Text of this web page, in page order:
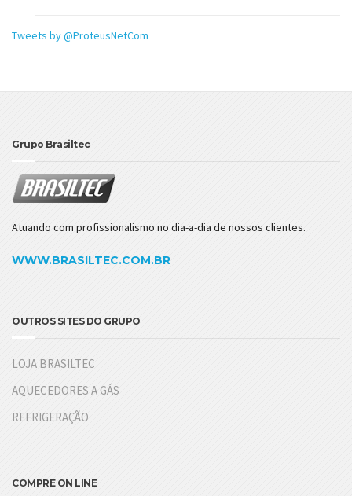
Tweets by @ProteusNetCom
Grupo Brasiltec
Atuando com profissionalismo no dia-a-dia de nossos clientes.
WWW.BRASILTEC.COM.BR
OUTROS SITES DO GRUPO
LOJA BRASILTEC
AQUECEDORES A GÁS
REFRIGERAÇÃO
COMPRE ON LINE